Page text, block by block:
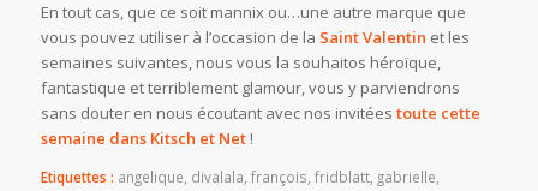
En tout cas, que ce soit mannix ou…une autre marque que
vous pouvez utiliser à l’occasion de la Saint Valentin et les
semaines suivantes, nous vous la souhaitos héroïque,
fantastique et terriblement glamour, vous y parviendrons
sans douter en nous écoutant avec nos invitées toute cette
semaine dans Kitsch et Net!
Etiquettes : angelique divalala françois fridblatt, gabrielle